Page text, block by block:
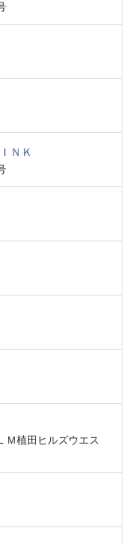
ＮＫ
Ｍ植田ヒルズウエス